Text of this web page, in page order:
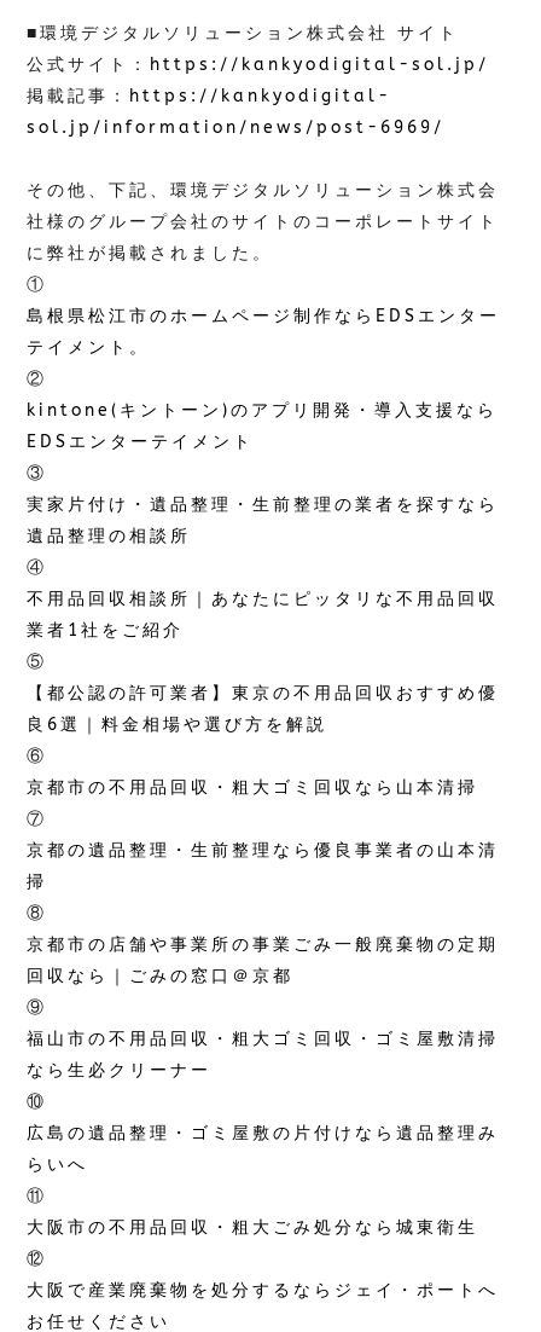
■環境デジタルソリューション株式会社 サイト
公式サイト：
https://kankyodigital-sol.jp/
掲載記事：
https://kankyodigital-
sol.jp/information/news/post-6969/
その他、下記、環境デジタルソリューション株式会
社様のグループ会社のサイトのコーポレートサイト
に弊社が掲載されました。
①
島根県松江市のホームページ制作ならEDSエンター
テイメント。
②
kintone(キントーン)のアプリ開発・導入支援なら
EDSエンターテイメント
③
実家片付け・遺品整理・生前整理の業者を探すなら
遺品整理の相談所
④
不用品回収相談所｜あなたにピッタリな不用品回収
業者1社をご紹介
⑤
【都公認の許可業者】東京の不用品回収おすすめ優
良6選｜料金相場や選び方を解説
⑥
京都市の不用品回収・粗大ゴミ回収なら山本清掃
⑦
京都の遺品整理・生前整理なら優良事業者の山本清
掃
⑧
京都市の店舗や事業所の事業ごみ一般廃棄物の定期
回収なら｜ごみの窓口＠京都
⑨
福山市の不用品回収・粗大ゴミ回収・ゴミ屋敷清掃
なら生必クリーナー
⑩
広島の遺品整理・ゴミ屋敷の片付けなら遺品整理み
らいへ
⑪
大阪市の不用品回収・粗大ごみ処分なら城東衛生
⑫
大阪で産業廃棄物を処分するならジェイ・ポートへ
お任せください